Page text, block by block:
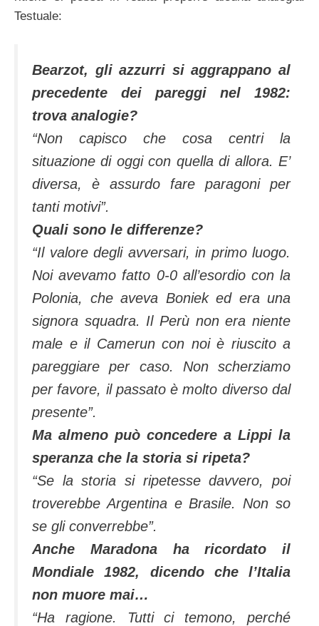
Testuale:
Bearzot, gli azzurri si aggrappano al
precedente dei pareggi nel 1982:
trova analogie?
“Non capisco che cosa centri la
situazione di oggi con quella di allora. E’
diversa, è assurdo fare paragoni per
tanti motivi”.
Quali sono le differenze?
“Il valore degli avversari, in primo luogo.
Noi avevamo fatto 0-0 all’esordio con la
Polonia, che aveva Boniek ed era una
signora squadra. Il Perù non era niente
male e il Camerun con noi è riuscito a
pareggiare per caso. Non scherziamo
per favore, il passato è molto diverso dal
presente”.
Ma almeno può concedere a Lippi la
speranza che la storia si ripeta?
“Se la storia si ripetesse davvero, poi
troverebbe Argentina e Brasile. Non so
se gli converrebbe”.
Anche Maradona ha ricordato il
Mondiale 1982, dicendo che l’Italia
non muore mai…
“Ha ragione. Tutti ci temono, perché